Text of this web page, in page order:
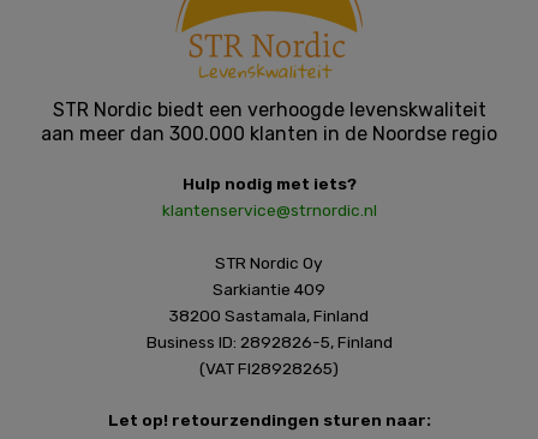
STR Nordic biedt een verhoogde levenskwaliteit
aan meer dan 300.000 klanten in de Noordse regio
Hulp nodig met iets?
klantenservice@strnordic.nl
STR Nordic Oy
Sarkiantie 409
38200 Sastamala, Finland
Business ID: 2892826-5, Finland
(VAT FI28928265)
Let op! retourzendingen sturen naar: